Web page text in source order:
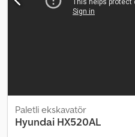
kullanılır. Cjdpfx Apszh Iluj Ieha
neden öne çıktığı: ✔
Paletli ekskavatör
Hyundai HX520AL